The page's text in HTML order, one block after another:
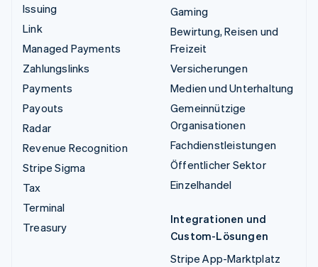
Issuing
Link
Managed Payments
Zahlungslinks
Payments
Payouts
Radar
Revenue Recognition
Stripe Sigma
Tax
Terminal
Treasury
Gaming
Bewirtung, Reisen und
Freizeit
Versicherungen
Medien und Unterhaltung
Gemeinnützige
Organisationen
Fachdienstleistungen
Öffentlicher Sektor
Einzelhandel
Integrationen und
Custom-Lösungen
Stripe App-Marktplatz